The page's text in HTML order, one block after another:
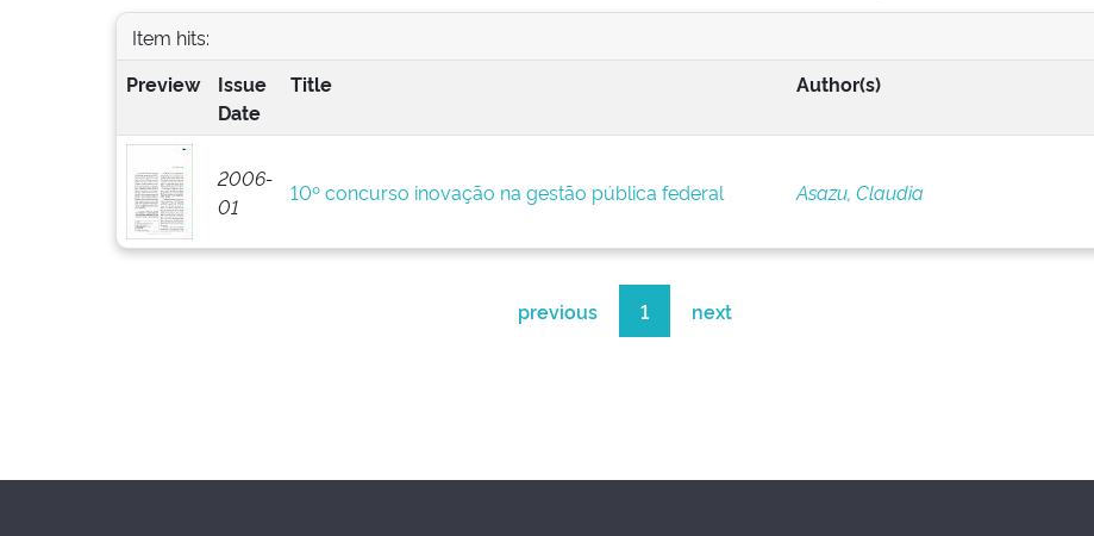
Item hits:
Preview
Issue
Date
Title Author(s)
2006-
01
10º concurso inovação na gestão pública federal Asazu, Claudia
previous 1 next